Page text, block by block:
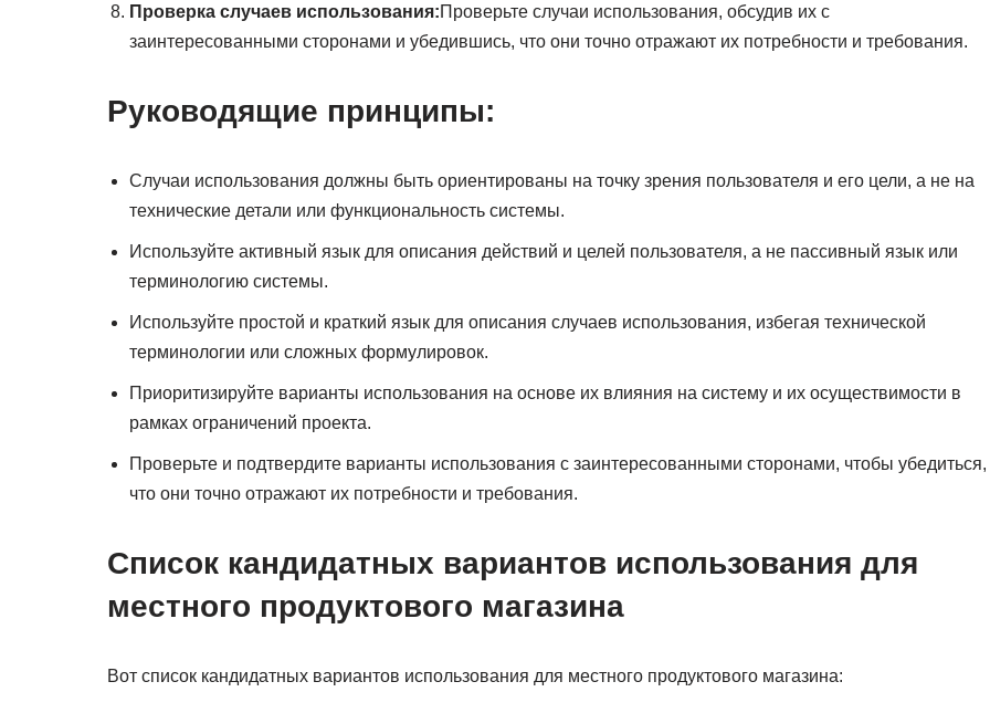
Проверка случаев использования:Проверьте случаи использования, обсудив их с
заинтересованными сторонами и убедившись, что они точно отражают их потребности и требования.
Руководящие принципы:
Случаи использования должны быть ориентированы на точку зрения пользователя и его цели, а не на
технические детали или функциональность системы.
Используйте активный язык для описания действий и целей пользователя, а не пассивный язык или
терминологию системы.
Используйте простой и краткий язык для описания случаев использования, избегая технической
терминологии или сложных формулировок.
Приоритизируйте варианты использования на основе их влияния на систему и их осуществимости в
рамках ограничений проекта.
Проверьте и подтвердите варианты использования с заинтересованными сторонами, чтобы убедиться,
что они точно отражают их потребности и требования.
Список кандидатных вариантов использования для
местного продуктового магазина
Вот список кандидатных вариантов использования для местного продуктового магазина: